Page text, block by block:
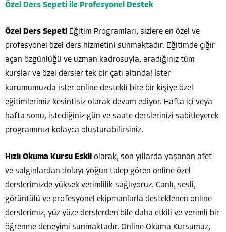
Özel Ders Sepeti ile Profesyonel Destek
Özel Ders Sepeti Eğitim Programları, sizlere en özel ve
profesyonel özel ders hizmetini sunmaktadır. Eğitimde çığır
açan özgünlüğü ve uzman kadrosuyla, aradığınız tüm
kurslar ve özel dersler tek bir çatı altında! İster
kurumumuzda ister online destekli bire bir kişiye özel
eğitimlerimiz kesintisiz olarak devam ediyor. Hafta içi veya
hafta sonu, istediğiniz gün ve saate derslerinizi sabitleyerek
programınızı kolayca oluşturabilirsiniz.
Hızlı Okuma Kursu Eskil olarak, son yıllarda yaşanan afet
ve salgınlardan dolayı yoğun talep gören online özel
derslerimizde yüksek verimlilik sağlıyoruz. Canlı, sesli,
görüntülü ve profesyonel ekipmanlarla desteklenen online
derslerimiz, yüz yüze derslerden bile daha etkili ve verimli bir
öğrenme deneyimi sunmaktadır. Online Okuma Kursumuz,